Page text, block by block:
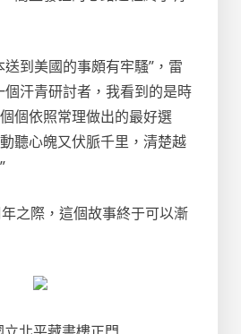
送到美國的事頗有牢騷”，雷
個汗青研討者，我看到的是時
個依照常理做出的最好選
聽心魄又伏脈千里，清楚越
之際，這個故事終于可以漸